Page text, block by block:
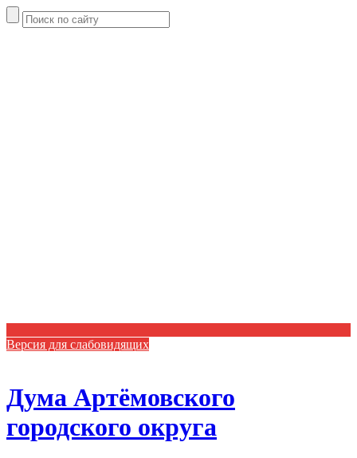
Версия для слабовидящих
Дума Артёмовского
городского округа